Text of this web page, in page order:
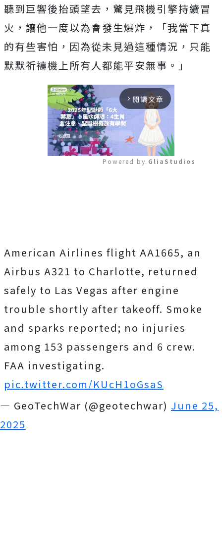
聽到巨響後抬頭望去，驚見飛機引擎持續冒
火，讓他一度以為會發生爆炸，「我當下真
的有些害怕，因為從未見過這種情況，只能
默默祈禱機上所有人都能平安無事。」
arrow_forward_ios 閱讀文章
Powered by GliaStudios
American Airlines flight AA1665, an
Airbus A321 to Charlotte, returned
safely to Las Vegas after engine
trouble shortly after takeoff. Smoke
and sparks reported; no injuries
among 153 passengers and 6 crew.
FAA investigating.
pic.twitter.com/KUcH1oGsaS
— GeoTechWar (@geotechwar) June 25,
2025